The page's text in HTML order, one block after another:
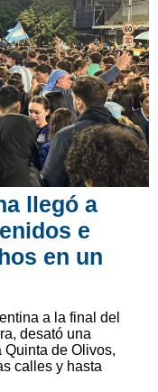
llegó a
e
en un
a la final del
desató una
de Olivos,
calles y hasta